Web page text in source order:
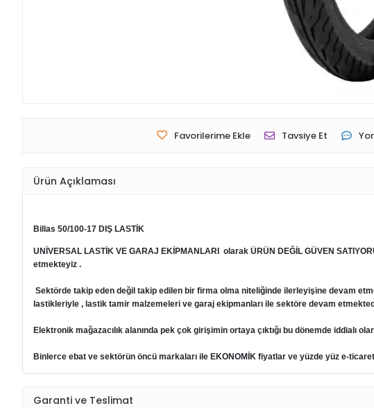
Favorilerime Ekle Tavsiye Et
Ürün Açıklaması
Billas 50/100-17 DIŞ LASTİK
UNİVERSAL LASTİK VE GARAJ EKİPMANLARI
olarak ÜRÜN DEĞİL GÜVEN
etmekteyiz .
Sektörde takip eden değil takip edilen bir firma olma niteliğinde ilerleyişine devam
lastikleriyle , lastik tamir malzemeleri ve garaj ekipmanları ile sektöre devam
Elektronik mağazacılık alanında pek çok girişimin ortaya çıktığı bu dönemde
Binlerce ebat ve sektörün öncü markaları ile EKONOMİK fiyatlar ve yüzde yüz e-
Garanti ve Teslimat